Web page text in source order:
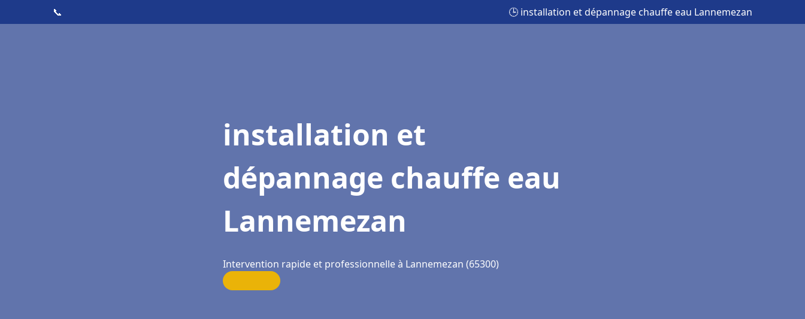
📞 🕒 installation et dépannage chauffe eau Lannemezan
installation et
dépannage chauffe eau
Lannemezan
Intervention rapide et professionnelle à Lannemezan (65300)